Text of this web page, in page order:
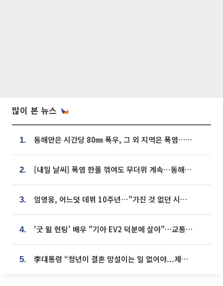
많이 본 뉴스
1. 동해안은 시간당 80㎜ 폭우, 그 외 지역은 폭염…‘극과 극 날씨’
2. [내일 날씨] 폭염 한풀 꺾여도 무더위 계속⋯동해안 이틀 연속 비
3. 임영웅, 어느덧 데뷔 10주년⋯"가진 것 없던 시절, 내 앞엔 20명의 팬뿐"
4. '굿 윌 헌팅' 배우 "기아 EV2 덕분에 살아"…교통사고 후 안전성 극찬
5. 李대통령 “청년이 결혼 망설이는 일 없어야...제도상 불이익 조사”